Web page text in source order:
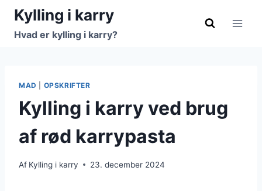
Fortsæt
indhold
Kylling i karry
Hvad er kylling i karry?
MAD OPSKRIFTER
Kylling i karry ved brug
af rød karrypasta
Af Kylling i karry 23. december 2024